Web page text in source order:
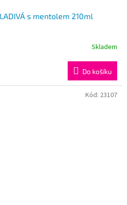
s mentolem 210ml
Skladem
Do košíku
Kód: 23107